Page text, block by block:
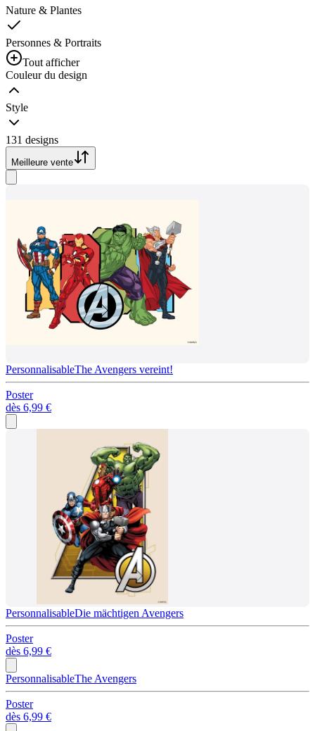
Nature & Plantes
Personnes & Portraits
Tout afficher
Couleur du design
Style
131 designs
Meilleure vente
PersonnalisableThe Avengers vereint!
Poster
dès 6,99 €
PersonnalisableDie mächtigen Avengers
Poster
dès 6,99 €
PersonnalisableThe Avengers
Poster
dès 6,99 €